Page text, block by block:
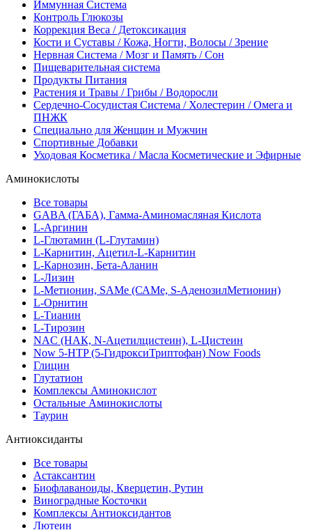
Иммунная Система
Контроль Глюкозы
Коррекция Веса / Детоксикация
Кости и Суставы / Кожа, Ногти, Волосы / Зрение
Нервная Система / Мозг и Память / Сон
Пищеварительная система
Продукты Питания
Растения и Травы / Грибы / Водоросли
Сердечно-Сосудистая Система / Холестерин / Омега и
ПНЖК
Специально для Женщин и Мужчин
Спортивные Добавки
Уходовая Косметика / Масла Косметические и Эфирные
Аминокислоты
Все товары
GABA (ГАБА), Гамма-Аминомасляная Кислота
L-Аргинин
L-Глютамин (L-Глутамин)
L-Карнитин, Ацетил-L-Карнитин
L-Карнозин, Бета-Аланин
L-Лизин
L-Метионин, SAMe (САМе, S-АденозилМетионин)
L-Орнитин
L-Тианин
L-Тирозин
NAC (НАК, N-Ацетилцистеин), L-Цистеин
Now 5-HTP (5-ГидроксиТриптофан) Now Foods
Глицин
Глутатион
Комплексы Аминокислот
Остальные Аминокислоты
Таурин
Антиоксиданты
Все товары
Астаксантин
Биофлаваноиды, Кверцетин, Рутин
Виноградные Косточки
Комплексы Антиоксидантов
Лютеин